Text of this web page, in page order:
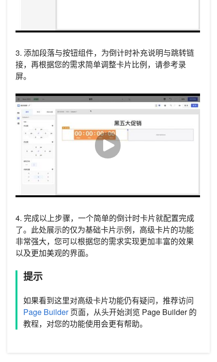
3. 添加段落与按钮组件，为倒计时补充说明与跳转链
接，再根据您的需求简单调整卡片比例，请参考录
屏。
4. 完成以上步骤，一个简单的倒计时卡片就配置完成
了。此处展示的仅为基础卡片示例，高级卡片的功能
非常强大，您可以根据您的需求实现更加丰富的效果
以及更加美观的界面。
提示
如果看到这里对高级卡片功能仍有疑问，推荐访问
Page Builder页面，从头开始浏览 Page Builder 的
教程，对您的功能使用会更有帮助。